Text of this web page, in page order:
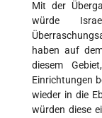
Mit der
würde
haben auf
diesem
Einrichtungen
wieder in die
würden diese